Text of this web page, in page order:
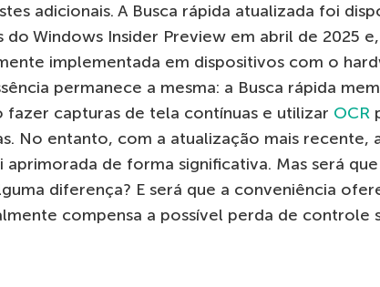
adicionais. A Busca rápida atualizada foi
do Windows Insider Preview em abril de 2025
implementada em dispositivos com o
permanece a mesma: a Busca rápida
fazer capturas de tela contínuas e utilizar OCR
No entanto, com a atualização mais recente,
aprimorada de forma significativa. Mas será que
diferença? E será que a conveniência
compensa a possível perda de controle